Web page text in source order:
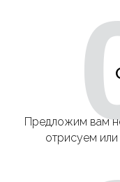
Предложим вам
отрисуем